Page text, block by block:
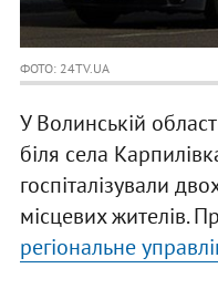
ФОТО: 24TV.UA
У Волинській
біля села
госпіталізували
місцевих жителів.
регіональне